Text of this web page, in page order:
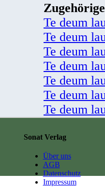
Te deum
Te deum
Te deum
Te deum
Te deum
Te deum
Te deum
Sonat Verlag
Über uns
AGB
Datenschutz
Impressum